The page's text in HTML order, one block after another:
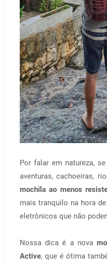
Por falar em natureza,
aventuras, cachoeiras,
mochila ao menos
mais tranquilo na hora
eletrônicos que não
Nossa dica é a nova
Active, que é ótima